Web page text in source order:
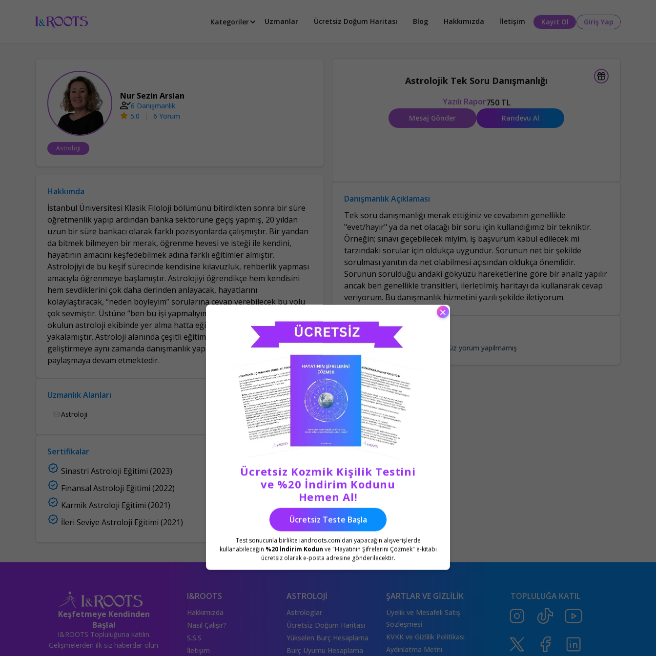
Kategoriler Uzmanlar Ücretsiz Doğum Haritası Blog Hakkımızda İletişim Kayıt Ol Giriş Yap
×
Ücretsiz Kozmik Kişilik Testini
ve %20 İndirim Kodunu
Hemen Al!
Ücretsiz Teste Başla
Test sonucunla birlikte iandroots.com'dan yapacağın alışverişlerde
kullanabileceğin %20 İndirim Kodun ve "Hayatının Şifrelerini Çözmek" e-kitabı
ücretsiz olarak e-posta adresine gönderilecektir.
Nur Sezin Arslan
6 Danışmanlık
5.0
6 Yorum
Astroloji
Hakkımda
İstanbul Üniversitesi Klasik Filoloji bölümünü bitirdikten sonra bir süre
öğretmenlik yapıp ardından banka sektörüne geçiş yapmış, 20 yıldan
uzun bir süre bankacı olarak farklı pozisyonlarda çalışmıştır. Bir yandan
da bitmek bilmeyen bir merak, öğrenme hevesi ve isteği ile kendini,
hayatının amacını keşfedebilmek adına farklı eğitimler almıştır.
Astrolojiyi de bu keşif sürecinde kendisine kılavuzluk, rehberlik yapması
amacıyla öğrenmeye başlamıştır. Astrolojiyi öğrendikçe hem kendisini
hem sevdiklerini çok daha derinden anlayacak, hayatlarını
kolaylaştıracak, “neden böyleyim” sorularına cevap verebilecek bu yolu
çok sevmiştir. Üstüne “ben bu işi yapmalıyım” diyerek öğrencisi olduğu
okulun astroloji ekibinde yer alma hatta eğitim verme şansını da
yakalamıştır. Astroloji alanında çeşitli eğitimler almaya, kendini
geliştirmeye aynı zamanda danışmanlık yapmaya, bildiklerini keyifle
paylaşmaya devam etmektedir.
Uzmanlık Alanları
Astroloji
Sertifikalar
Sinastri Astroloji Eğitimi (2023)
Finansal Astroloji Eğitimi (2022)
Karmik Astroloji Eğitimi (2021)
İleri Seviye Astroloji Eğitimi (2021)
Astrolojik Tek Soru Danışmanlığı
Yazılı Rapor750 TL
Mesaj Gönder Randevu Al
Danışmanlık Açıklaması
Tek soru danışmanlığı merak ettiğiniz ve cevabının genellikle
"evet/hayır" ya da net olacağı bir soru için kullandığımız bir tekniktir.
Örneğin; sınavı geçebilecek miyim, iş başvurum kabul edilecek mi
tarzındaki sorular için oldukça uygundur. Sorunun net bir şekilde
sorulması yanıtın da net olabilmesi açısından oldukça önemlidir.
Sorunun sorulduğu andaki gökyüzü hareketlerine göre bir analiz yapılır
ancak ben genellikle transitleri, ilerletilmiş haritayı da kullanarak cevap
veriyorum. Bu danışmanlık hizmetini yazılı şekilde iletiyorum.
Yorumlar
Henüz yorum yapılmamış
Keşfetmeye Kendinden
Başla!
I&ROOTS Topluluğuna katılın.
Gelişmelerden ilk siz haberdar olun.
I&ROOTS
Hakkımızda
Nasıl Çalışır?
S.S.S
İletişim
ASTROLOJİ
Astrologlar
Ücretsiz Doğum Haritası
Yükselen Burç Hesaplama
Burç Uyumu Hesaplama
ŞARTLAR VE GİZLİLİK
Üyelik ve Mesafeli Satış
Sözleşmesi
KVKK ve Gizlilik Politikası
Aydınlatma Metni
TOPLULUĞA KATIL